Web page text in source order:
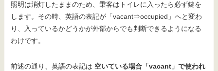
照明は消灯したままのため、乗客はトイレに入ったら必ず鍵を
します。その時、英語の表記が「vacant⇒occupied」へと変わ
り、入っているかどうかが外部からでも判断できるようになる
わけです。
前述の通り、英語の表記は 空いている場合「vacant」で使われ